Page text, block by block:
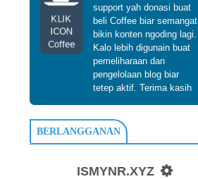
KLIK
ICON
Coffee
support yah donasi buat
beli Coffee biar semangat
bikin konten ngoding lagi.
Kalo lebih digunain buat
pemeliharaan dan
pengelolaan blog biar
tetep aktif. Terima kasih
BERLANGGANAN
ISMYNR.XYZ